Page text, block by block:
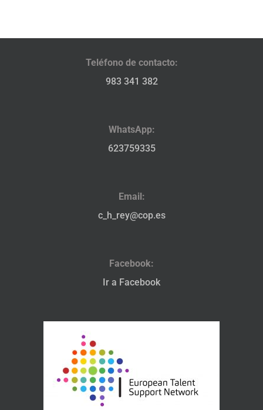
Teléfono de contacto:
983 341 382
WhatsApp:
623759335
Email:
c_h_rey@cop.es
Facebook:
Ir a Facebook